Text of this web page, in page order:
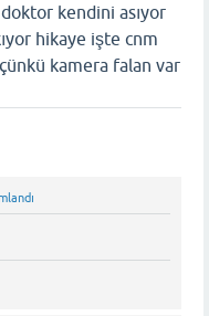
kendini asıyor
hikaye işte cnm
çünkü kamera falan var